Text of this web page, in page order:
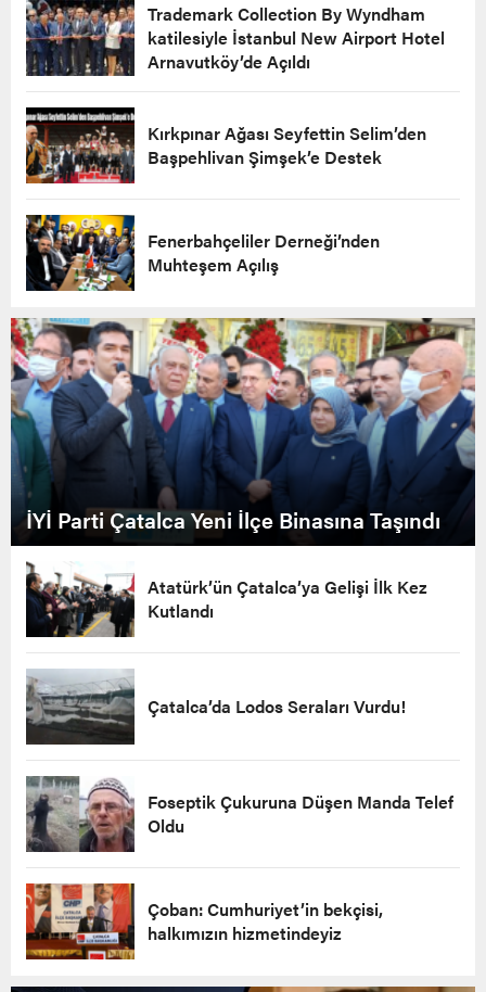
Trademark Collection By Wyndham
katilesiyle İstanbul New Airport Hotel
Arnavutköy’de Açıldı
Kırkpınar Ağası Seyfettin Selim’den
Başpehlivan Şimşek’e Destek
Fenerbahçeliler Derneği’nden
Muhteşem Açılış
İYİ Parti Çatalca Yeni İlçe Binasına Taşındı
Atatürk’ün Çatalca’ya Gelişi İlk Kez
Kutlandı
Çatalca’da Lodos Seraları Vurdu!
Foseptik Çukuruna Düşen Manda Telef
Oldu
Çoban: Cumhuriyet’in bekçisi,
halkımızın hizmetindeyiz